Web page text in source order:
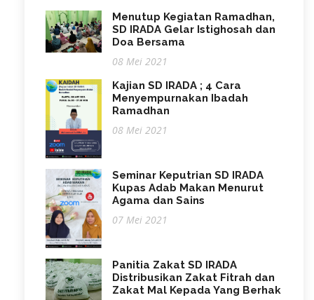
Menutup Kegiatan Ramadhan,
SD IRADA Gelar Istighosah dan
Doa Bersama
08 Mei 2021
Kajian SD IRADA ; 4 Cara
Menyempurnakan Ibadah
Ramadhan
08 Mei 2021
Seminar Keputrian SD IRADA
Kupas Adab Makan Menurut
Agama dan Sains
07 Mei 2021
Panitia Zakat SD IRADA
Distribusikan Zakat Fitrah dan
Zakat Mal Kepada Yang Berhak